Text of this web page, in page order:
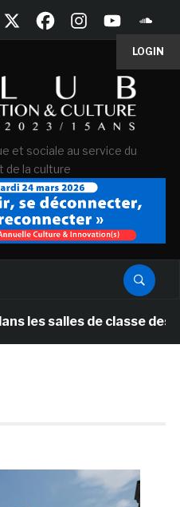
LOGIN
et sociale au service du
de la culture
de classe des écoles